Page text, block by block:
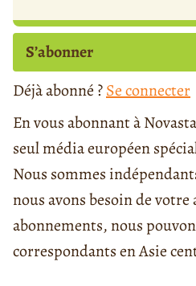
S’abonner
Déjà abonné ?Se connecter
En vous abonnant à
seul média européen
Nous sommes
nous avons besoin de votre
abonnements, nous
correspondants en Asie